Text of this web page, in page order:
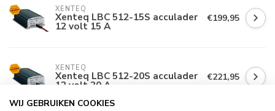
XENTEQ
Xenteq LBC 512-15S acculader
12 volt 15 A
€199,95
XENTEQ
Xenteq LBC 512-20S acculader
12 volt 20 A
€221,95
WIJ GEBRUIKEN COOKIES